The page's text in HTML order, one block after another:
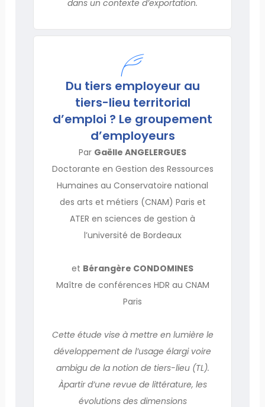
dans un contexte d’exportation.
Du tiers employeur au
tiers-lieu territorial
d’emploi ? Le groupement
d’employeurs
Par Gaëlle ANGELERGUES
Doctorante en Gestion des Ressources
Humaines au Conservatoire national
des arts et métiers (CNAM) Paris et
ATER en sciences de gestion à
l’université de Bordeaux
et Bérangère CONDOMINES
Maître de conférences HDR au CNAM
Paris
Cette étude vise à mettre en lumière le
développement de l’usage élargi voire
ambigu de la notion de tiers-lieu (TL).
Àpartir d’une revue de littérature, les
évolutions des dimensions